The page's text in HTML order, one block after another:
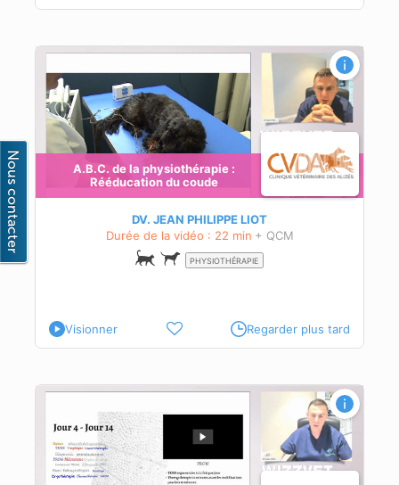
A.B.C. de la physiothérapie :
Rééducation du coude
DV. JEAN PHILIPPE LIOT
Durée de la vidéo : 22 min + QCM
PHYSIOTHÉRAPIE
Visionner Regarder plus tard